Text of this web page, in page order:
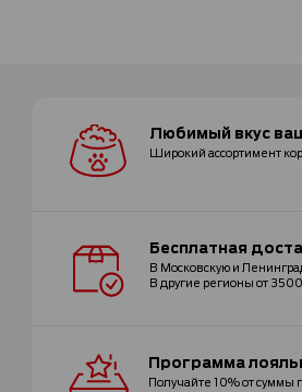
Любимый вкус
Широкий ассортимент
Бесплатная
В Московскую и
В другие регионы от
Программа
Получайте 10% от суммы